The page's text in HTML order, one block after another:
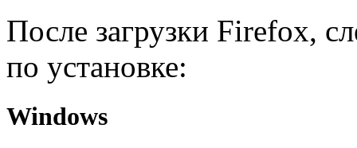
После загрузки Firefox,
по установке:
Windows